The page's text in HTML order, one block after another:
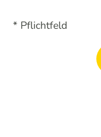
* Pflichtfeld